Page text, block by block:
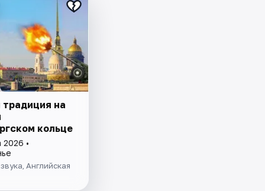
на
кoльце
2026 •
Английская